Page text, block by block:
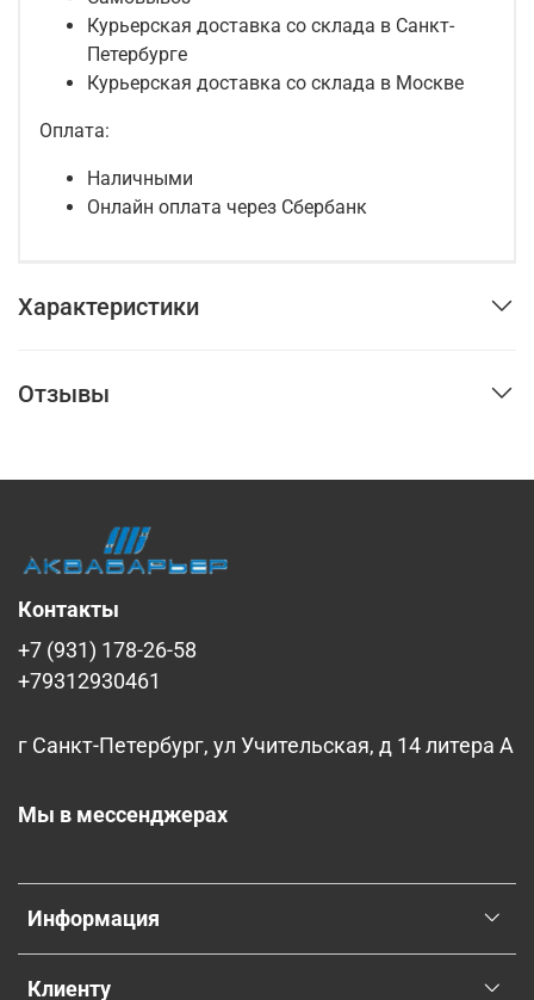
Курьерская доставка со склада в Санкт-
Петербурге
Курьерская доставка со склада в Москве
Оплата:
Наличными
Онлайн оплата через Сбербанк
Характеристики
Отзывы
Информация
Клиенту
Контакты
+7 (931) 178-26-58
+79312930461
г Санкт-Петербург, ул Учительская, д 14 литера А
Мы в мессенджерах